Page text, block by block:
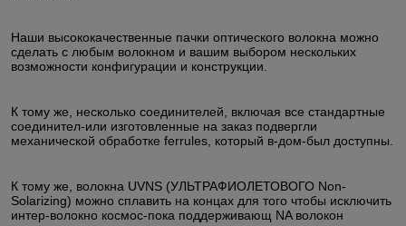
Наши высококачественные пачки оптического волокна можно
сделать с любым волокном и вашим выбором нескольких
возможности конфигурации и конструкции.
К тому же, несколько соединителей, включая все стандартные
соединител-или изготовленные на заказ подвергли
механической обработке ferrules, который в-дом-был доступны.
К тому же, волокна UVNS (УЛЬТРАФИОЛЕТОВОГО Non-
Solarizing) можно сплавить на концах для того чтобы исключить
интер-волокно космос-пока поддерживающ NA волокон